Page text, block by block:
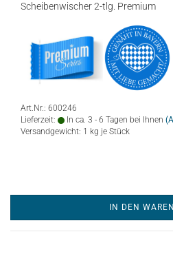
Scheibenwischer 2-tlg. Premium
Art.Nr.: 600246
Lieferzeit:
In ca. 3 - 6 Tagen bei Ihnen
Versandgewicht: 1 kg je Stück
IN DEN